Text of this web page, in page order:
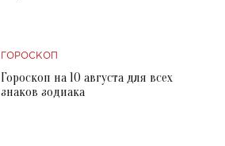
ГОРОСКОП
Гороскоп на 10 августа для всех
знаков зодиака